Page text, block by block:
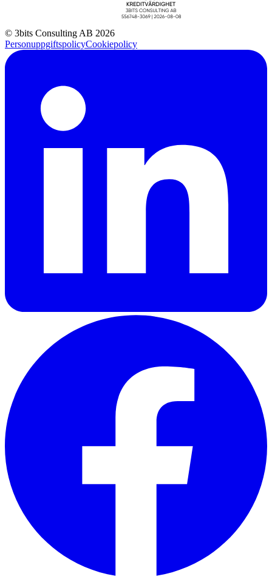
© 3bits Consulting AB 2026
PersonuppgiftspolicyCookiepolicy